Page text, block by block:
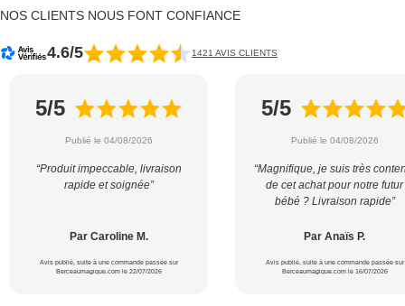
NOS CLIENTS NOUS FONT CONFIANCE
4.6/5 1421 AVIS CLIENTS
5/5
Publié le 04/08/2026
“Produit impeccable, livraison
rapide et soignée”
Par Caroline M.
Avis publié, suite à une commande passée sur
Berceaumagique.com le 22/07/2026
5/5
Publié le 04/08/2026
“Magnifique, je suis très
de cet achat pour notre futur
bébé ? Livraison rapide”
Par Anaïs P.
Avis publié, suite à une commande passée sur
Berceaumagique.com le 16/07/2026